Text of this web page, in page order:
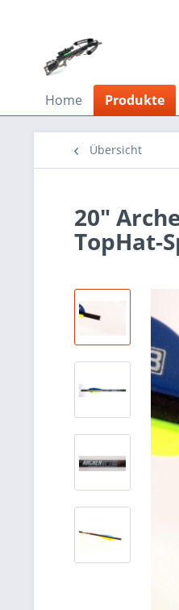
Home Produkte
Übersicht
20"
TopHat-